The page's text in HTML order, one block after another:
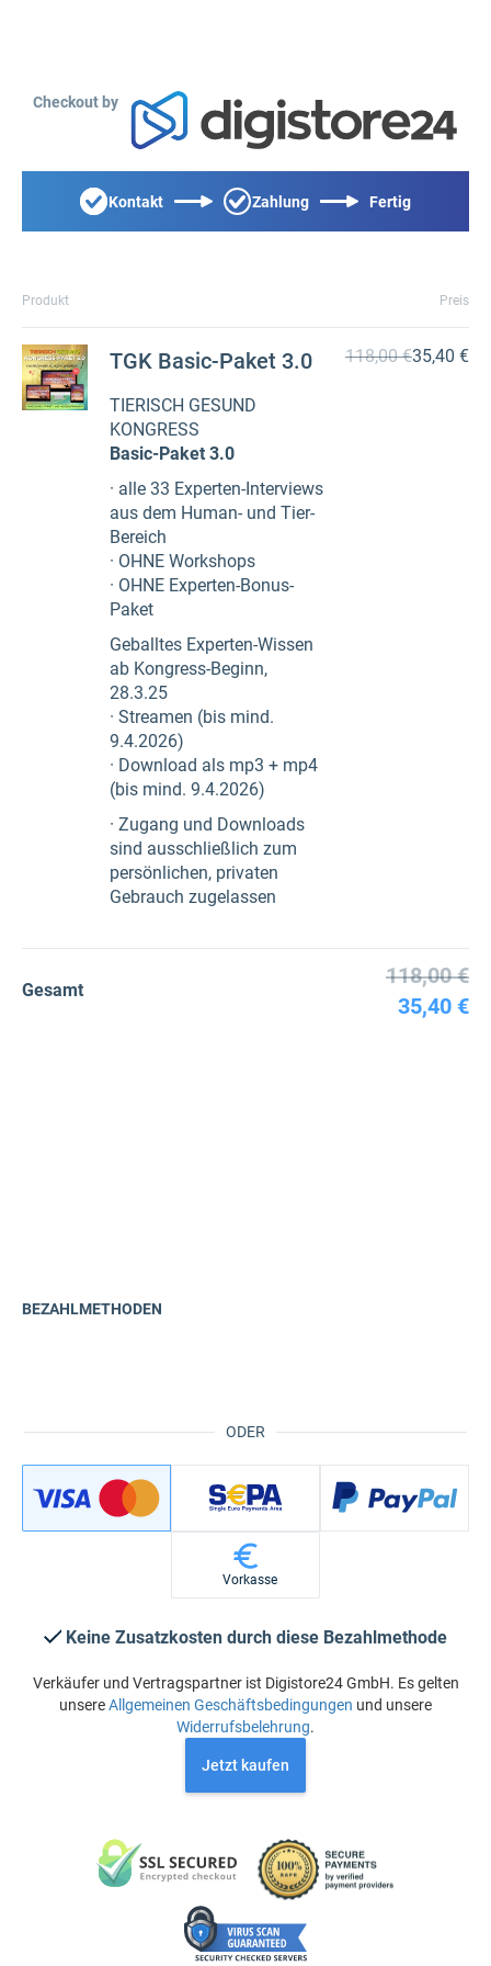
Checkout by
Kontakt Zahlung Fertig
Produkt Preis
TGK Basic-Paket 3.0
TIERISCH GESUND
KONGRESS
Basic-Paket 3.0
· alle 33 Experten-Interviews
aus dem Human- und Tier-
Bereich
· OHNE Workshops
· OHNE Experten-Bonus-
Paket
Geballtes Experten-Wissen
ab Kongress-Beginn,
28.3.25
· Streamen (bis mind.
9.4.2026)
· Download als mp3 + mp4
(bis mind. 9.4.2026)
· Zugang und Downloads
sind ausschließlich zum
persönlichen, privaten
Gebrauch zugelassen
118,00 €35,40 €
Gesamt
118,00 €
35,40 €
ODER
BEZAHLMETHODEN
Vorkasse
Keine Zusatzkosten durch diese Bezahlmethode
Verkäufer und Vertragspartner ist Digistore24 GmbH. Es gelten
unsereAllgemeinen Geschäftsbedingungen und unsere
Widerrufsbelehrung.
Jetzt kaufen